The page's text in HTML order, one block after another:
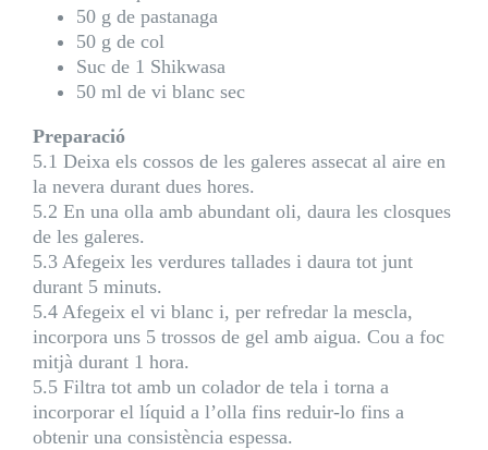
50 g de pastanaga
50 g de col
Suc de 1 Shikwasa
50 ml de vi blanc sec
Preparació
5.1 Deixa els cossos de les galeres assecat al aire en
la nevera durant dues hores.
5.2 En una olla amb abundant oli, daura les closques
de les galeres.
5.3 Afegeix les verdures tallades i daura tot junt
durant 5 minuts.
5.4 Afegeix el vi blanc i, per refredar la mescla,
incorpora uns 5 trossos de gel amb aigua. Cou a foc
mitjà durant 1 hora.
5.5 Filtra tot amb un colador de tela i torna a
incorporar el líquid a l’olla fins reduir-lo fins a
obtenir una consistència espessa.